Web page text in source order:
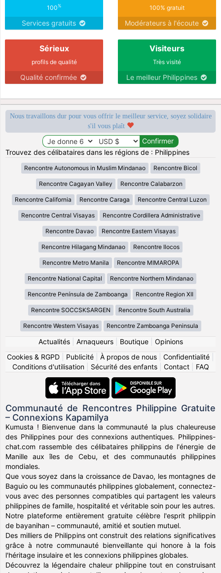
100%
Services gratuits
100% gratuit
Modérateurs à l'écoute
Sérieux
profils de qualité
Qualité confirmée
Visiteurs
Très visité
Le meilleur Philippines
Nous travaillons dur pour vous offrir le meilleur service, soyez solidaire
s'il vous plaît
Trouvez des célibataires dans les régions de : Philippines
Rencontre Autonomous in Muslim Mindanao Rencontre Bicol
Rencontre Cagayan Valley Rencontre Calabarzon
Rencontre California Rencontre Caraga Rencontre Central Luzon
Rencontre Central Visayas Rencontre Cordillera Administrative
Rencontre Davao Rencontre Eastern Visayas
Rencontre Hilagang Mindanao Rencontre Ilocos
Rencontre Metro Manila Rencontre MIMAROPA
Rencontre National Capital Rencontre Northern Mindanao
Rencontre Península de Zamboanga Rencontre Region XII
Rencontre SOCCSKSARGEN Rencontre South Australia
Rencontre Western Visayas Rencontre Zamboanga Peninsula
Actualités| Arnaqueurs| Boutique| Opinions
Cookies & RGPD
Publicité À propos de nous Confidentialité
Conditions d'utilisation| Sécurité des enfants| Contact| FAQ
Communauté de Rencontres Philippine Gratuite
– Connexions Kapamilya
Kumusta ! Bienvenue dans la communauté la plus chaleureuse
des Philippines pour des connexions authentiques. Philippines-
chat.com rassemble des célibataires philippins de l'énergie de
Manille aux îles de Cebu, et des communautés philippines
mondiales.
Que vous soyez dans la croissance de Davao, les montagnes de
Baguio ou les communautés philippines globalement, connectez-
vous avec des personnes compatibles qui partagent les valeurs
philippines de famille, hospitalité et véritable soin pour les autres.
Notre plateforme entièrement gratuite célèbre l'esprit philippin
de bayanihan – communauté, amitié et soutien mutuel.
Des milliers de Philippins ont construit des relations significatives
grâce à notre communauté bienveillante qui honore à la fois
l'héritage insulaire et les connexions philippines globales.
Découvrez la légendaire chaleur philippine tout en construisant